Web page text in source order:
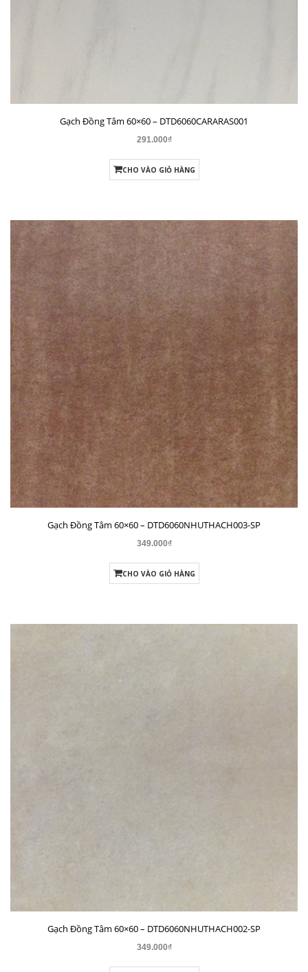
Gạch Đồng Tâm 60×60 – DTD6060NHUTHACH003-SP
349.000₫
CHO VÀO GIỎ HÀNG
Gạch Đồng Tâm 60×60 – DTD6060NHUTHACH002-SP
349.000₫
CHO VÀO GIỎ HÀNG
Gạch Đồng Tâm 60×60 – DTD6060NHUTHACH001-SP
349.000₫